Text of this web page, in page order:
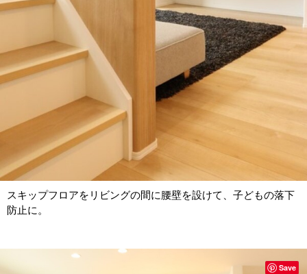
スキップフロアをリビングの間に腰壁を設けて、子どもの落下
防止に。
Save